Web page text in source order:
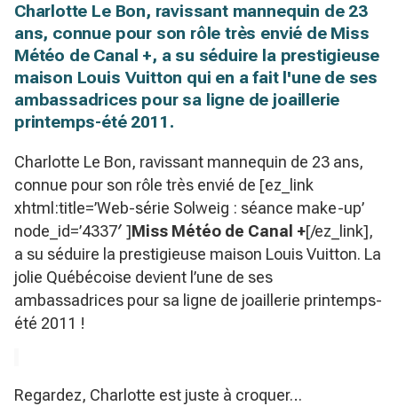
Charlotte Le Bon, ravissant mannequin de 23
ans, connue pour son rôle très envié de Miss
Météo de Canal +, a su séduire la prestigieuse
maison Louis Vuitton qui en a fait l'une de ses
ambassadrices pour sa ligne de joaillerie
printemps-été 2011.
Charlotte Le Bon, ravissant mannequin de 23 ans,
connue pour son rôle très envié de [ez_link
xhtml:title=’Web-série Solweig : séance make-up’
node_id=’4337′ ]Miss Météo de Canal +[/ez_link],
a su séduire la prestigieuse maison Louis Vuitton. La
jolie Québécoise devient l’une de ses
ambassadrices pour sa ligne de joaillerie printemps-
été 2011 !
Regardez, Charlotte est juste à croquer…